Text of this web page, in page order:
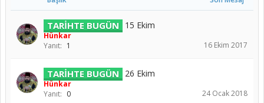
TARİHTE BUGÜN 15 Ekim
Hünkar
Yanıt: 1 16 Ekim 2017
TARİHTE BUGÜN 26 Ekim
Hünkar
Yanıt: 0 24 Ocak 2018